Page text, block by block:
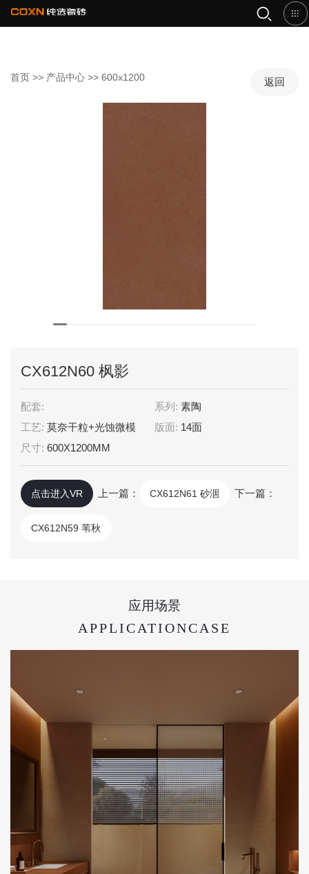
首页 >> 产品中心 >> 600x1200 返回
CX612N60 枫影
配套: 系列: 素陶
工艺: 莫奈干粒+光蚀微模 版面: 14面
尺寸: 600X1200MM
点击进入VR 上一篇： CX612N61 砂洇 下一篇：
CX612N59 苇秋
应用场景
APPLICATIONCASE